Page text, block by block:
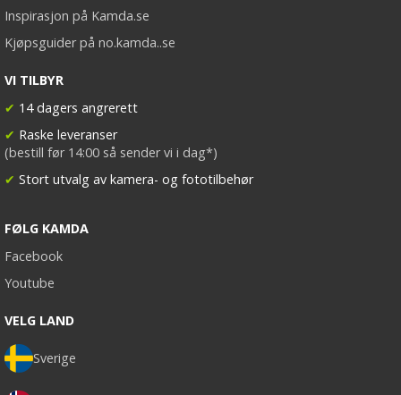
Inspirasjon på Kamda.se
Kjøpsguider på no.kamda..se
VI TILBYR
✔ 14 dagers angrerett
✔ Raske leveranser
(bestill før 14:00 så sender vi i dag*)
✔ Stort utvalg av kamera- og fototilbehør
FØLG KAMDA
Facebook
Youtube
VELG LAND
Sverige